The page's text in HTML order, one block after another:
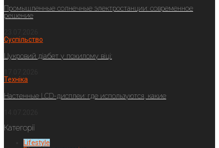
Промышленные солнечные электростанции: современное
решение
Суспільство
Цукровий діабет у похилому віці:
Техніка
Настенные LCD-дисплеи: где используются, какие
Категорії
Lifestyle